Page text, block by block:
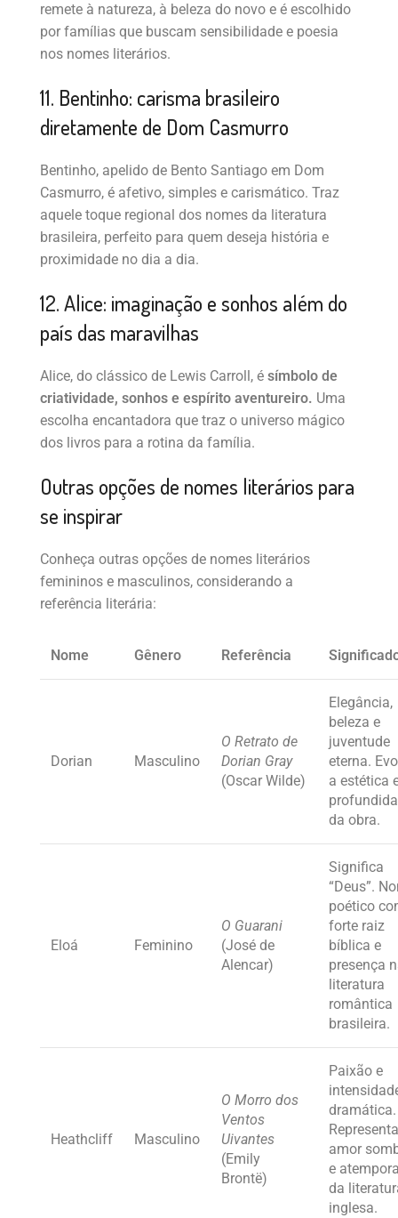
remete à natureza, à beleza do novo e é escolhido
por famílias que buscam sensibilidade e poesia
nos nomes literários.
11. Bentinho: carisma brasileiro
diretamente de Dom Casmurro
Bentinho, apelido de Bento Santiago em Dom
Casmurro, é afetivo, simples e carismático. Traz
aquele toque regional dos nomes da literatura
brasileira, perfeito para quem deseja história e
proximidade no dia a dia.
12. Alice: imaginação e sonhos além do
país das maravilhas
Alice, do clássico de Lewis Carroll, é símbolo de
criatividade, sonhos e espírito aventureiro. Uma
escolha encantadora que traz o universo mágico
dos livros para a rotina da família.
Outras opções de nomes literários para
se inspirar
Conheça outras opções de nomes literários
femininos e masculinos, considerando a
referência literária:
Nome Gênero Referência
Dorian Masculino
O Retrato de
Dorian Gray
(Oscar Wilde)
Elegância,
beleza e
juventude
eterna.
a estética
da obra.
Eloá Feminino
O Guarani
(José de
Alencar)
Significa
“Deus”.
poético
forte raiz
bíblica e
presença
literatura
romântica
brasileira.
Heathcliff Masculino
O Morro dos
Ventos
Uivantes
(Emily
Brontë)
Paixão e
dramática.
amor
e
da
inglesa.